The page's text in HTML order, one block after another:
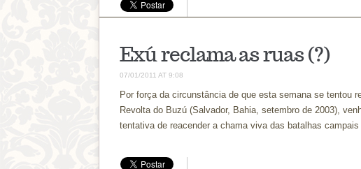
Exú reclama as ruas (?)
07/01/2011 AT 9:08
Por força da circunstância de que esta semana se tentou
Revolta do Buzú (Salvador, Bahia, setembro de 2003),
tentativa de reacender a chama viva das batalhas